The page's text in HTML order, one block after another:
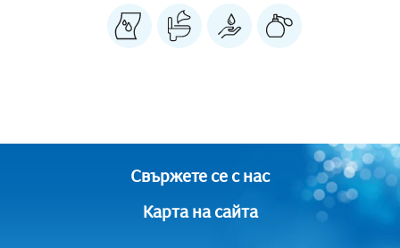
Свържете се с нас
Карта на сайта